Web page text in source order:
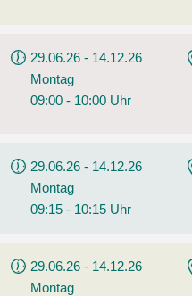
29.06.26 - 14.12.26
Montag
09:00 - 10:00 Uhr
29.06.26 - 14.12.26
Montag
09:15 - 10:15 Uhr
29.06.26 - 14.12.26
Montag